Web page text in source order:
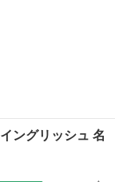
ングリッシュ 名